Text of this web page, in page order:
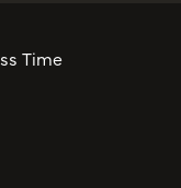
Time